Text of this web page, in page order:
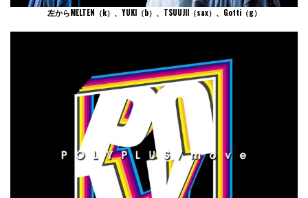
左からMELTEN（k）、YUKI（b）、TSUUJII（sax）、Gotti（g）